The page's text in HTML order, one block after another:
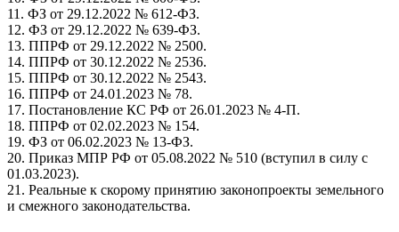
11. ФЗ от 29.12.2022 № 612-ФЗ.
12. ФЗ от 29.12.2022 № 639-ФЗ.
13. ППРФ от 29.12.2022 № 2500.
14. ППРФ от 30.12.2022 № 2536.
15. ППРФ от 30.12.2022 № 2543.
16. ППРФ от 24.01.2023 № 78.
17. Постановление КС РФ от 26.01.2023 № 4-П.
18. ППРФ от 02.02.2023 № 154.
19. ФЗ от 06.02.2023 № 13-ФЗ.
20. Приказ МПР РФ от 05.08.2022 № 510 (вступил в силу с
01.03.2023).
21. Реальные к скорому принятию законопроекты земельного
и смежного законодательства.